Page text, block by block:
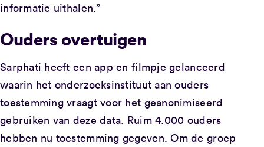
informatie uithalen.”
Ouders overtuigen
Sarphati heeft een app en filmpje gelanceerd
waarin het onderzoeksinstituut aan ouders
toestemming vraagt voor het geanonimiseerd
gebruiken van deze data. Ruim 4.000 ouders
hebben nu toestemming gegeven. Om de groep